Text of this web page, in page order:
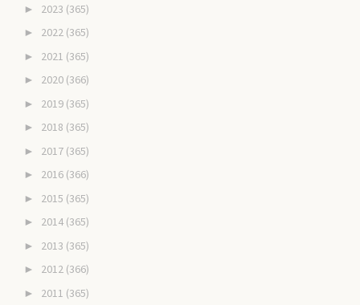
► 2023 (365)
► 2022 (365)
► 2021 (365)
► 2020 (366)
► 2019 (365)
► 2018 (365)
► 2017 (365)
► 2016 (366)
► 2015 (365)
► 2014 (365)
► 2013 (365)
► 2012 (366)
► 2011 (365)